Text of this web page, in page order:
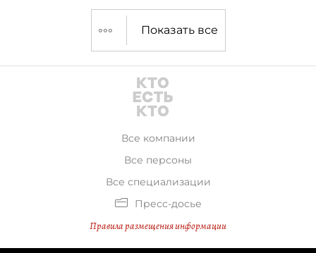
Показать все
Все компании
Все персоны
Все специализации
Пресс-досье
Правила размещения информации